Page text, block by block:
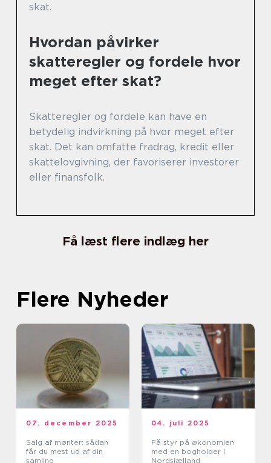
skat.
Hvordan påvirker
skatteregler og fordele hvor
meget efter skat?
Skatteregler og fordele kan have en
betydelig indvirkning på hvor meget efter
skat. Det kan omfatte fradrag, kredit eller
skattelovgivning, der favoriserer investorer
eller finansfolk.
Få læst flere indlæg her
Flere Nyheder
07. december 2025
Salg af mønter: sådan
får du mest ud af din
samling
04. juli 2025
Få styr på økonomien
med en bogholder i
Nordsjælland